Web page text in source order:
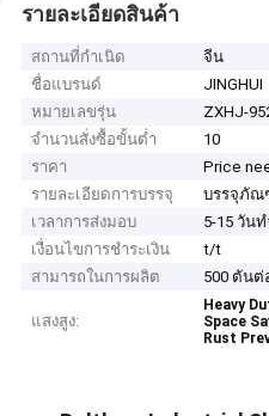
รายละเอียดสินค้า
สถานที่กำเนิด
จีน
ชื่อแบรนด์
JINGHUI
หมายเลขรุ่น
ZXHJ-
จำนวนสั่งซื้อขั้นต่ำ
10
ราคา
Price
รายละเอียดการบรรจุ
บรรจุภัณ
เวลาการส่งมอบ
5-15 วัน
เงื่อนไขการชำระเงิน
t/t
สามารถในการผลิต
500 ตันต่
แสงสูง:
Heavy
Space
Rust